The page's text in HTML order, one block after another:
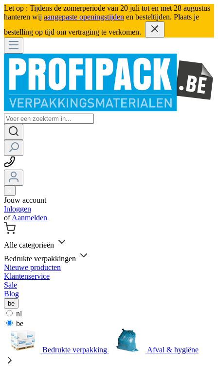
Let op : Tijdens de zomerperiode van 20 juli tot en met 28 augustus
hanteren wij aangepaste openingstijden en besteltijden. Plaats je
bestelling op tijd om vertraging te verkomen.
Jouw account
Inloggen
ofAanmelden
Alle categorieën
Bedrukte verpakkingen
Nieuwe producten
Klantenservice
Sale
Blog
be
nl
be
Bedrukte verpakking Afval & hygiëne